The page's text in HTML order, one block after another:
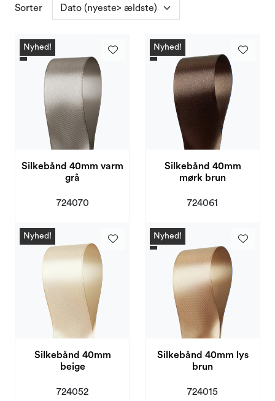
Sorter
Nyhed!
Silkebånd 40mm varm
grå
724070
Nyhed!
Silkebånd 40mm
mørk brun
724061
Nyhed!
Silkebånd 40mm
beige
724052
Nyhed!
Silkebånd 40mm lys
brun
724015